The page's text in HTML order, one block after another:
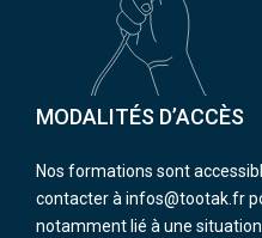
MODALITÉS D’ACCÈS
Nos formations sont
contacter à infos@tootak.fr
notamment lié à une